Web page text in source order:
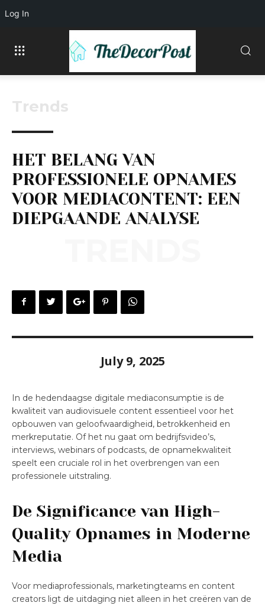
Trends
HET BELANG VAN
PROFESSIONELE OPNAMES
VOOR MEDIACONTENT: EEN
DIEPGAANDE ANALYSE
July 9, 2025
In de hedendaagse digitale mediaconsumptie is de
kwaliteit van audiovisuele content essentieel voor het
opbouwen van geloofwaardigheid, betrokkenheid en
merkreputatie. Of het nu gaat om bedrijfsvideo’s,
interviews, webinars of podcasts, de opnamekwaliteit
speelt een cruciale rol in het overbrengen van een
professionele uitstraling.
De Significance van High-
Quality Opnames in Moderne
Media
Voor mediaprofessionals, marketingteams en content
creators ligt de uitdaging niet alleen in het creëren van de
Log In